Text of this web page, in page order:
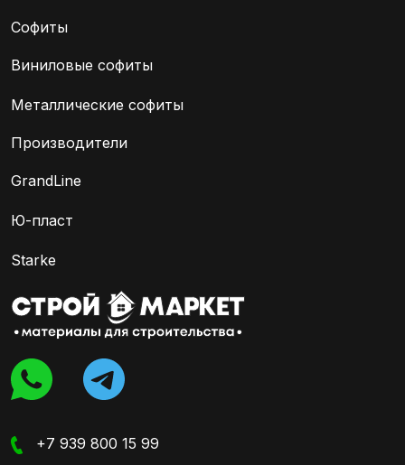
Софиты
Виниловые софиты
Металлические софиты
Производители
GrandLine
Ю-пласт
Starke
+7 939 800 15 99